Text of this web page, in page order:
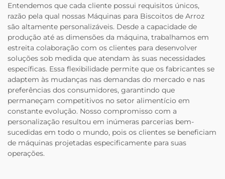
Entendemos que cada cliente possui requisitos únicos,
razão pela qual nossas Máquinas para Biscoitos de Arroz
são altamente personalizáveis. Desde a capacidade de
produção até as dimensões da máquina, trabalhamos em
estreita colaboração com os clientes para desenvolver
soluções sob medida que atendam às suas necessidades
específicas. Essa flexibilidade permite que os fabricantes se
adaptem às mudanças nas demandas do mercado e nas
preferências dos consumidores, garantindo que
permaneçam competitivos no setor alimentício em
constante evolução. Nosso compromisso com a
personalização resultou em inúmeras parcerias bem-
sucedidas em todo o mundo, pois os clientes se beneficiam
de máquinas projetadas especificamente para suas
operações.